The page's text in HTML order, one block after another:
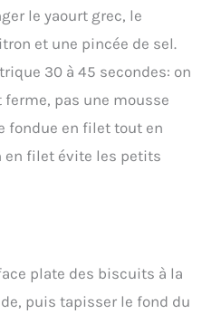
le yaourt grec, le
et une pincée de sel.
30 à 45 secondes: on
pas une mousse
fondue en filet tout en
en filet évite les petits
plate des biscuits à la
puis tapisser le fond du